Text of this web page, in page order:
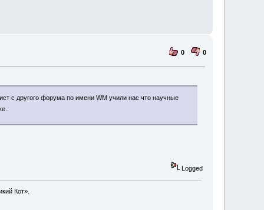
0 0
с другого форума по имени WM учили нас что научные
Logged
Кот».